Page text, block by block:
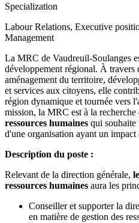
Specialization
Labour Relations, Executive
Management
La MRC de Vaudreuil-Soulanges
développement régional. À travers
aménagement du territoire,
et services aux citoyens, elle
région dynamique et tournée vers
mission, la MRC est à la recherche
ressources humaines qui souhaite
d'une organisation ayant un
Description du poste :
Relevant de la direction générale,
ressources humaines aura les
Conseiller et supporter la
en matière de gestion des